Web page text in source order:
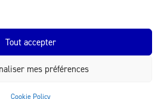
Tout accepter
mes préférences
Cookie Policy